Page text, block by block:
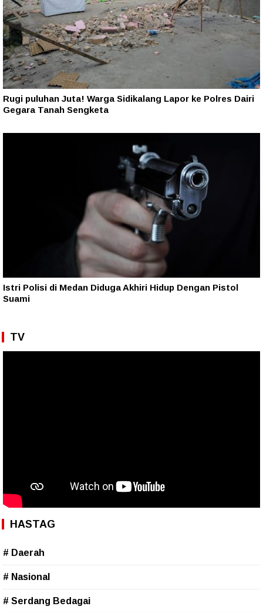
Rugi puluhan Juta! Warga Sidikalang Lapor ke Polres Dairi
Gegara Tanah Sengketa
Istri Polisi di Medan Diduga Akhiri Hidup Dengan Pistol
Suami
TV
HASTAG
# Daerah
# Nasional
# Serdang Bedagai